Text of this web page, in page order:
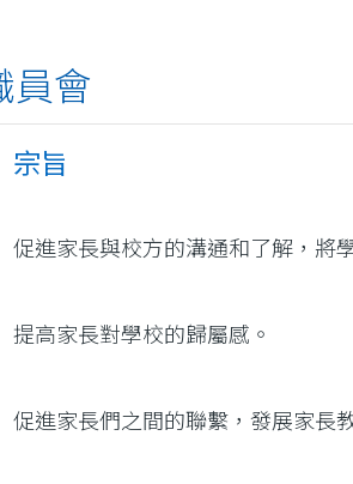
員會
宗旨
促進家長與校方的溝通和了解，將
提高家長對學校的歸屬感。
促進家長們之間的聯繫，發展家長